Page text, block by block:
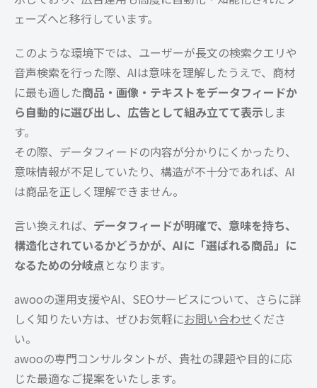
ェーズへと移行しています。
このような環境下では、ユーザーが長文の検索クエリや
音声検索を行った際、AIは意味を理解したうえで、商材
に最も適した商品・画像・テキストをデータフィードか
ら自動的に選び出し、広告として組み立てて表示 しま
す。
その際、データフィードの内容が分かりにくかったり、
意味情報が不足していたり、構造が不十分であれば、AI
は商品を正しく理解できません。
言い換えれば、 データフィードが明確で、意味を持ち、
構造化されているかどうかが、AIに「選ばれる商品」に
なるための分岐点となります。
awooの運用支援やAI、SEOサービスについて、さらに詳
しく知りたい方は、ぜひお気軽にお問い合わせくださ
い。
awooの専門コンサルタントが、貴社の課題や目的に応
じた最適なご提案をいたします。